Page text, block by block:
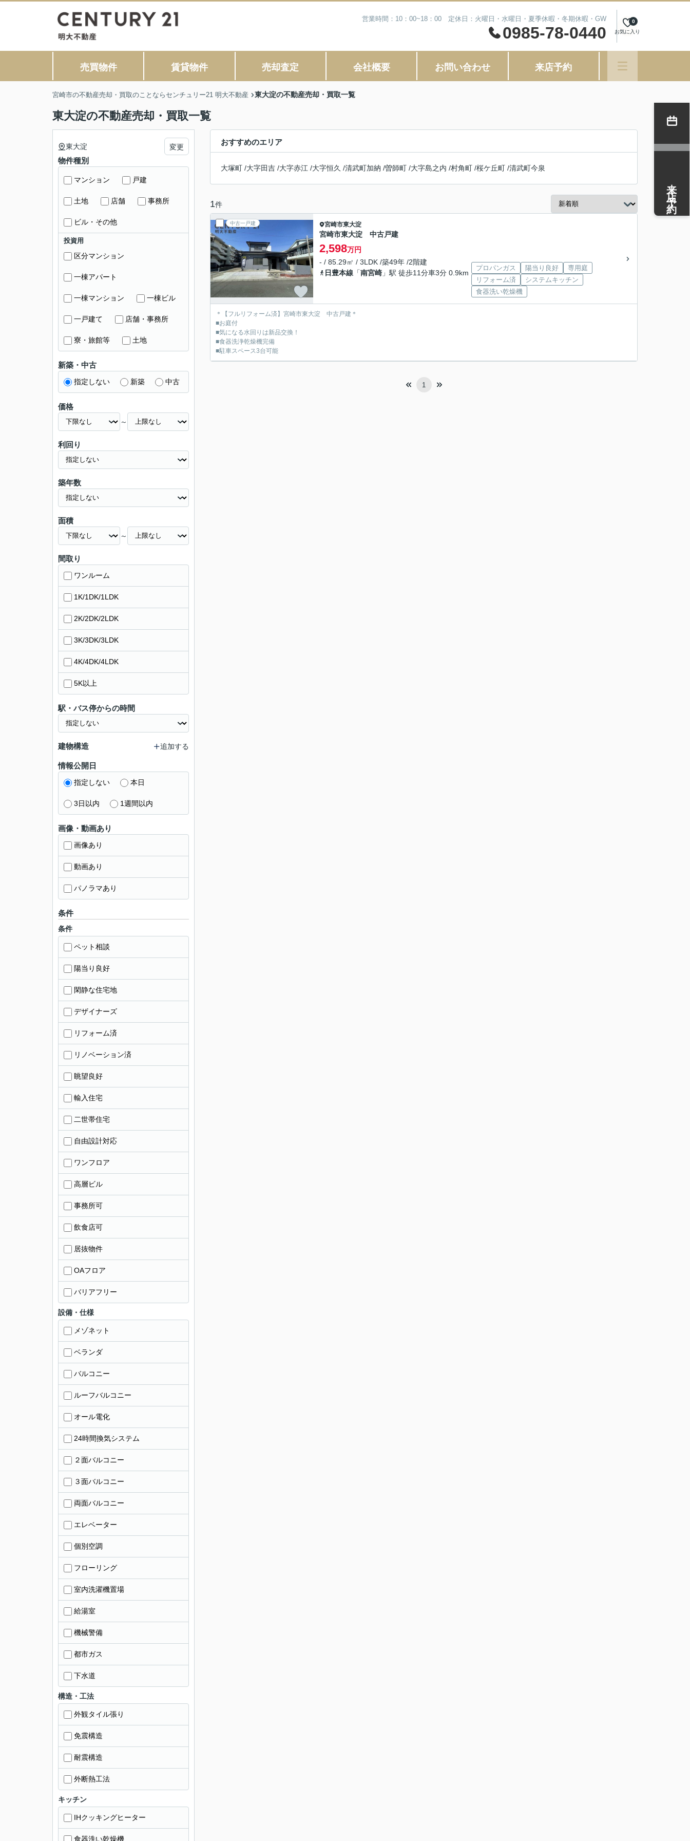
営業時間：10：00~18：00 定休日：火曜日・水曜日・夏季休暇・冬期休暇・GW
0985-78-0440 お気に入り
0
売買物件 賃貸物件 売却査定 会社概要 お問い合わせ 来店予約
宮崎市の不動産売却・買取のことならセンチュリー21 明大不動産 東大淀の不動産売却・買取一覧
東大淀の不動産売却・買取一覧
おすすめのエリア
大塚町 /大字田吉 /大字赤江 /大字恒久 /清武町加納 /曽師町 /大字島之内 /村角町 /桜ケ丘町 /清武町今泉
1件
中古一戸建 宮崎市東大淀
宮崎市東大淀 中古戸建
2,598万円
- / 85.29㎡ / 3LDK /築49年 /2階建
日豊本線 「南宮崎 」駅 徒歩11分車3分 0.9km
プロパンガス 陽当り良好
専用庭
リフォーム済
システムキッチン
食器洗い乾燥機
＊【フルリフォーム済】宮崎市東大淀 中古戸建＊
■お庭付
■気になる水回りは新品交換！
■食器洗浄乾燥機完備
■駐車スペース3台可能
1
東大淀 変更
物件種別
マンション 戸建
土地 店舗 事務所
ビル・その他
投資用
区分マンション
一棟アパート
一棟マンション 一棟ビル
一戸建て 店舗・事務所
寮・旅館等 土地
新築・中古
指定しない 新築 中古
価格
～
利回り
築年数
面積
～
間取り
ワンルーム
1K/1DK/1LDK
2K/2DK/2LDK
3K/3DK/3LDK
4K/4DK/4LDK
5K以上
駅・バス停からの時間
建物構造 追加する
情報公開日
指定しない 本日
3日以内 1週間以内
画像・動画あり
画像あり
動画あり
パノラマあり
条件
条件
ペット相談
陽当り良好
閑静な住宅地
デザイナーズ
リフォーム済
リノベーション済
眺望良好
輸入住宅
二世帯住宅
自由設計対応
ワンフロア
高層ビル
事務所可
飲食店可
居抜物件
OAフロア
バリアフリー
設備・仕様
メゾネット
ベランダ
バルコニー
ルーフバルコニー
オール電化
24時間換気システム
２面バルコニー
３面バルコニー
両面バルコニー
エレベーター
個別空調
フローリング
室内洗濯機置場
給湯室
機械警備
都市ガス
下水道
構造・工法
外観タイル張り
免震構造
耐震構造
外断熱工法
キッチン
IHクッキングヒーター
食器洗い乾燥機
来店予約